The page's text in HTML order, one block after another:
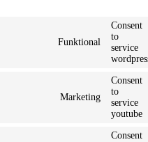
Funktional
Consent
to
service
Marketing
Consent
to
service
youtube
Consent